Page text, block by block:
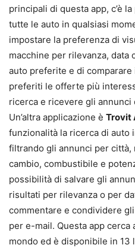
principali di questa app, c’è
tutte le auto in qualsiasi
impostare la preferenza di
macchine per rilevanza, data
auto preferite e di
preferiti le offerte più
ricerca e ricevere gli
Un’altra applicazione è Trovit
funzionalità la ricerca di auto
filtrando gli annunci per città,
cambio, combustibile e
possibilità di salvare gli
risultati per rilevanza o per
commentare e condividere
per e-mail. Questa app
mondo ed è disponibile in 13